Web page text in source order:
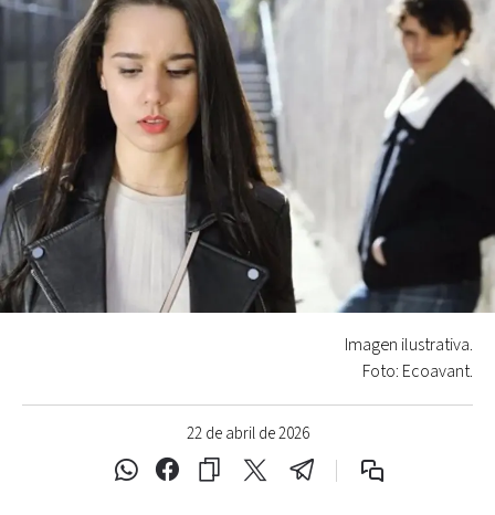
22 de abril de 2026
Imagen ilustrativa.
Foto: Ecoavant.